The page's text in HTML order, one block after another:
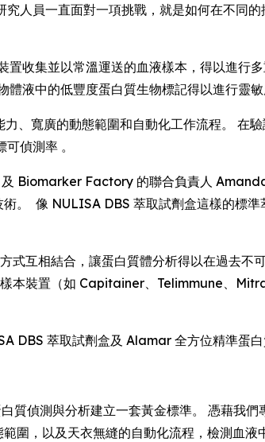
人員一直面對一項挑戰，就是如何在不同
收集並以常溫運送的血液樣本，得以進行
液中的低豐度蛋白質生物標記得以進行靈敏
、寬廣的動態範圍和自動化工作流程。 在
偵測率 。
Biomarker Factory 的聯合負責人
。 像 NULISA DBS 萃取試劑盒這樣的標
互相結合，讓蛋白質體分析得以在過去不
本裝置（如 Capitainer、Telimmune、
DBS 萃取試劑盒及 Alamar 全方位精準蛋
質偵測與分析建立一套黃金標準。 憑藉我
圍，以及天衣無縫的自動化流程，檢測血